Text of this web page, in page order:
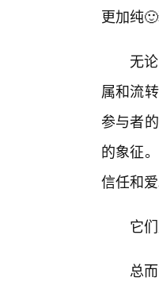
更加纯
无
属和流
参与者
的象征
信任和爱
它
总